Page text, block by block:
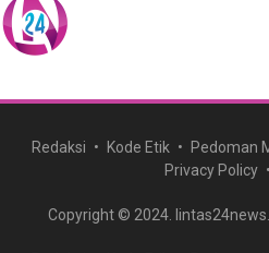
Redaksi Kode Etik Pedoman
Privacy Policy
Copyright © 2024.